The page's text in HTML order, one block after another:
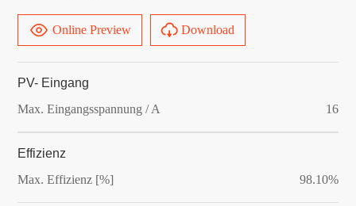
Online Preview Download
PV- Eingang
Max. Eingangsspannung / A
16
Effizienz
Max. Effizienz [%]
98.10%